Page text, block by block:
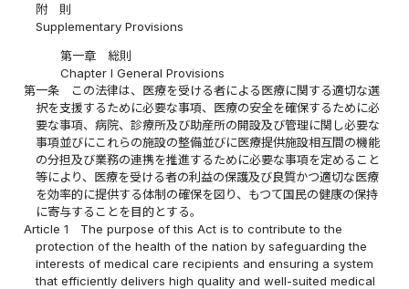
附 則
Supplementary Provisions
第一章 総則
Chapter I General Provisions
第一条
この法律は、医療を受ける者による医療に関する適切な選
択を支援するために必要な事項、医療の安全を確保するために必
要な事項、病院、診療所及び助産所の開設及び管理に関し必要な
事項並びにこれらの施設の整備並びに医療提供施設相互間の機能
の分担及び業務の連携を推進するために必要な事項を定めること
等により、医療を受ける者の利益の保護及び良質かつ適切な医療
を効率的に提供する体制の確保を図り、もつて国民の健康の保持
に寄与することを目的とする。
Article 1
The purpose of this Act is to contribute to the
protection of the health of the nation by safeguarding the
interests of medical care recipients and ensuring a system
that efficiently delivers high quality and well-suited medical